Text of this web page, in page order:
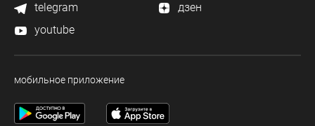
telegram
дзен
youtube
мобильное приложение